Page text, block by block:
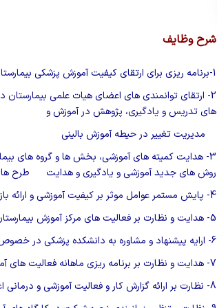
شرح وظایف
1-برنامه ریزی برای ارتقای کیفیت آموزش پزشکی بیمارستان در چارچوب سیاست ها و برنامه های دانشگاه، دانشکده پزشکی و بیمارستان
2- ارتقای توانمندی های اعضای هیات علمی بیمارستان
های تدریس و یادگیری، پژوهش در آموزش و
مدیریت تغییر در حیطه آموزش بالینی
3- هدایت کمیته های آموزشی، بخش ها و گروه های
روش های جدید آموزشی و یادگیری و هدایت
طرح
4- پایش مستمر عوامل موثر بر کیفیت آموزشی و ارائه
5- هدایت و نظارت بر فعالیت های مرکز آموزش
6- ارایه پیشنهاد و مشاوره به دانشکده پزشکی در
7- هدایت و نظارت بر برنامه ریزی ماهانه فعالیت
8- نظارت بر ارائه گزارش کار و فعالیت آموزشی و